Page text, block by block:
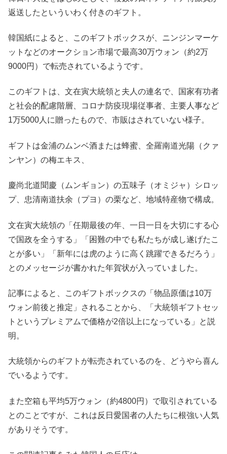
返送したといういわく付きのギフト。
韓国紙によると、このギフトボックスが、ニンジンマーケ
ットなどのオークション市場で最高30万ウォン（約2万
9000円）で転売されているようです。
このギフトは、文在寅大統領と夫人の連名で、国家有功者
と社会的配慮階層、コロナ防疫現場従事者、主要人事など
1万5000人に贈ったもので、市販はされていない様子。
ギフトは金浦のムンベ酒または蜂蜜、全羅南道光陽（クァ
ンヤン）の梅エキス、
慶尚北道聞慶（ムンギョン）の五味子（オミジャ）シロッ
プ、忠清南道扶余（プヨ）の栗など、地域特産物で構成。
文在寅大統領の「任期最後の年、一日一日を大切にする心
で国政を全うする」「困難の中でも私たちが成し遂げたこ
とが多い」「新年には虎のように高く跳躍できるだろう」
とのメッセージが書かれた年賀状が入っていました。
記事によると、このギフトボックスの「物品原価は10万
ウォン前後と推定」されることから、「大統領ギフトセッ
トというプレミアムで価格が2倍以上になっている」と説
明。
大統領からのギフトが転売されているのを、どうやら喜ん
でいるようです。
また空箱も平均5万ウォン（約4800円）で取引されている
とのことですが、これは反日愛国者の人たちに根強い人気
がありそうです。